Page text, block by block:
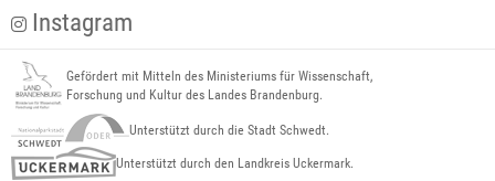
Instagram
Gefördert mit Mitteln des Ministeriums für Wissenschaft,
Forschung und Kultur des Landes Brandenburg.
Unterstützt durch die Stadt Schwedt.
Unterstützt durch den Landkreis Uckermark.